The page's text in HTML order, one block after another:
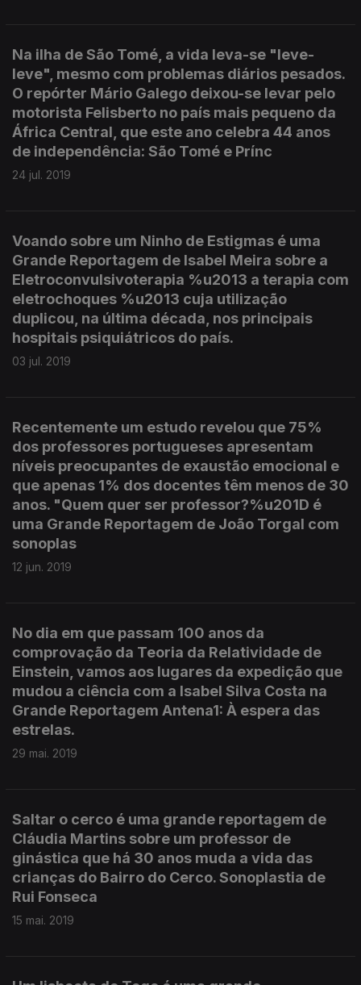
Na ilha de São Tomé, a vida leva-se "leve-
leve", mesmo com problemas diários pesados.
O repórter Mário Galego deixou-se levar pelo
motorista Felisberto no país mais pequeno da
África Central, que este ano celebra 44 anos
de independência: São Tomé e Prínc
24 jul. 2019
Voando sobre um Ninho de Estigmas é uma
Grande Reportagem de Isabel Meira sobre a
Eletroconvulsivoterapia %u2013 a terapia com
eletrochoques %u2013 cuja utilização
duplicou, na última década, nos principais
hospitais psiquiátricos do país.
03 jul. 2019
Recentemente um estudo revelou que 75%
dos professores portugueses apresentam
níveis preocupantes de exaustão emocional e
que apenas 1% dos docentes têm menos de 30
anos. "Quem quer ser professor?%u201D é
uma Grande Reportagem de João Torgal com
sonoplas
12 jun. 2019
No dia em que passam 100 anos da
comprovação da Teoria da Relatividade de
Einstein, vamos aos lugares da expedição que
mudou a ciência com a Isabel Silva Costa na
Grande Reportagem Antena1: À espera das
estrelas.
29 mai. 2019
Saltar o cerco é uma grande reportagem de
Cláudia Martins sobre um professor de
ginástica que há 30 anos muda a vida das
crianças do Bairro do Cerco. Sonoplastia de
Rui Fonseca
15 mai. 2019